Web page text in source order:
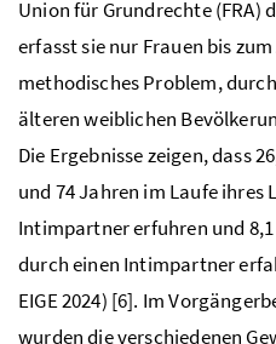
Union für Grundrechte (FRA)
erfasst sie nur Frauen bis
methodisches Problem,
älteren weiblichen
Die Ergebnisse zeigen, dass
und 74 Jahren im Laufe ihres
Intimpartner erfuhren und
durch einen Intimpartner
EIGE 2024) [6]. Im
wurden die verschiedenen